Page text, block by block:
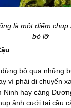
là một điểm
bỏ lỡ
bỏ qua những
vì phải di chuyển
Ninh hay cảng
ảnh cưới tại cầu